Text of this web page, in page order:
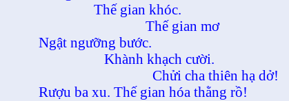
Thế gian khóc.
Thế gian mơ
Ngật ngưỡng bước.
Khành khạch cười.
Chửi cha thiên hạ dở!
Rượu ba xu. Thế gian hóa thằng rồ!